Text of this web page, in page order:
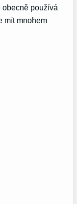
používá
mít mnohem